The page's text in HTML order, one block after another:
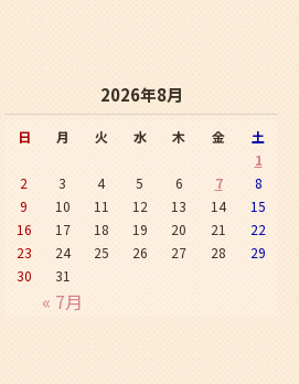
2026年8月
日 月 火 水 木 金 土
« 7月
1
2
3 4 5 6 7
8
9
10 11 12 13 14
15
16
17 18 19 20 21
22
23
24 25 26 27 28
29
30
31